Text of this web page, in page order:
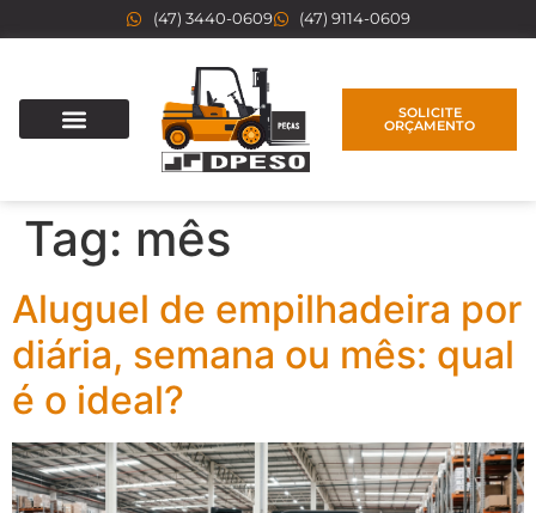
(47) 3440-0609 (47) 9114-0609
SOLICITE
ORÇAMENTO
Tag: mês
Aluguel de empilhadeira por
diária, semana ou mês: qual
é o ideal?